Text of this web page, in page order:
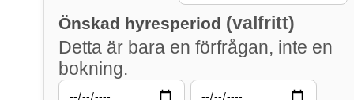
Önskad hyresperiod (valfritt)
Detta är bara en förfrågan, inte en
bokning.
–